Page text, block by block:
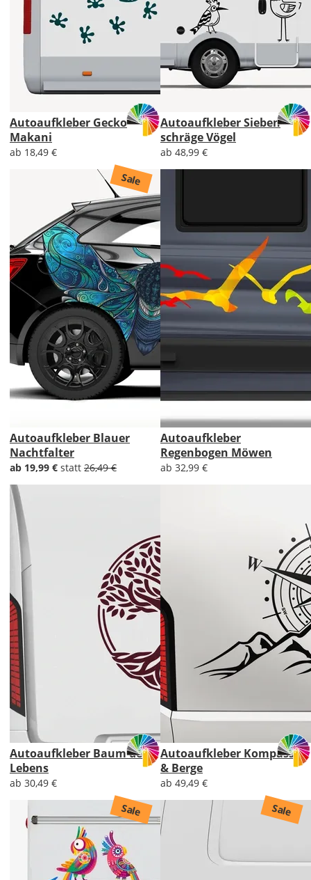
Autoaufkleber Gecko
Makani
ab 18,49 €
Autoaufkleber Sieben
schräge Vögel
ab 48,99 €
Sale
Autoaufkleber Blauer
Nachtfalter
ab 19,99 € statt 26,49 €
Autoaufkleber
Regenbogen Möwen
ab 32,99 €
Autoaufkleber Baum des
Lebens
ab 30,49 €
Autoaufkleber Kompass
& Berge
ab 49,49 €
Sale Sale